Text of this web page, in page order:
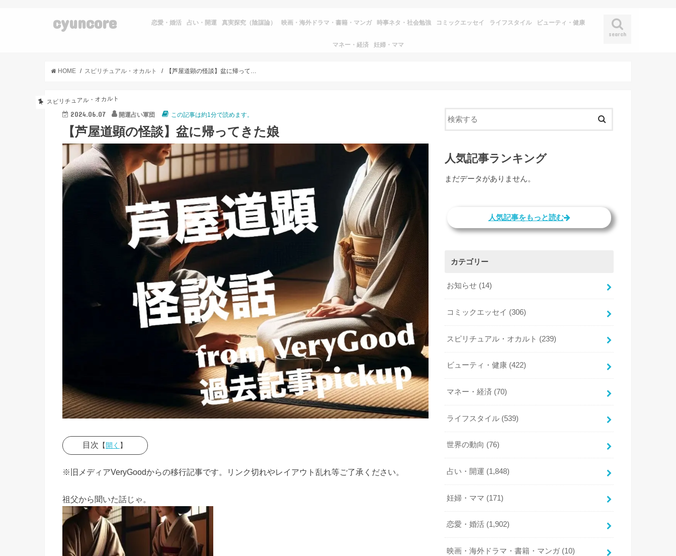
cyuncore
search
恋愛・婚活 占い・開運 真実探究（陰謀論） 映画・海外ドラマ・書籍・マンガ 時事ネタ・社会勉強 コミックエッセイ ライフスタイル ビューティ・健康
マネー・経済 妊婦・ママ
HOME スピリチュアル・オカルト
スピリチュアル・オカルト
2024.06.07 開運占い軍団 この記事は約1分で読めます。
【芦屋道顕の怪談】盆に帰ってきた娘
目次 【開く 】
ってきた
※旧メディアVeryGoodからの移行記事です。リンク切れやレイアウト乱れ等ご了承ください。
祖父から聞いた話じゃ。
人気記事ランキング
まだデータがありません。
人気記事をもっと読む
カテゴリー
お知らせ (14)
コミックエッセイ (306)
スピリチュアル・オカルト (239)
ビューティ・健康 (422)
マネー・経済 (70)
ライフスタイル (539)
世界の動向 (76)
占い・開運 (1,848)
妊婦・ママ (171)
恋愛・婚活 (1,902)
映画・海外ドラマ・書籍・マンガ (10)